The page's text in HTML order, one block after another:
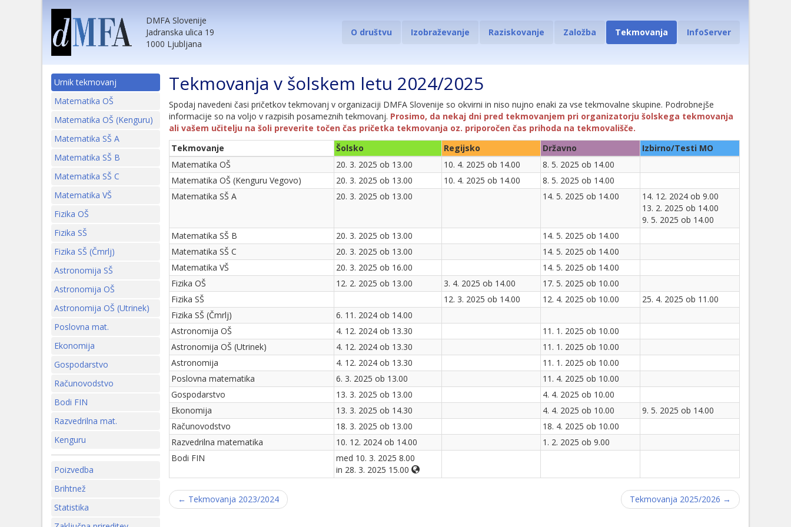
DMFA Slovenije
Jadranska ulica 19
1000 Ljubljana
O društvu Izobraževanje Raziskovanje Založba Tekmovanja InfoServer
Urnik tekmovanj
Matematika OŠ
Matematika OŠ (Kenguru)
Matematika SŠ A
Matematika SŠ B
Matematika SŠ C
Matematika VŠ
Fizika OŠ
Fizika SŠ
Fizika SŠ (Čmrlj)
Astronomija SŠ
Astronomija OŠ
Astronomija OŠ (Utrinek)
Poslovna mat.
Ekonomija
Gospodarstvo
Računovodstvo
Bodi FIN
Razvedrilna mat.
Kenguru
Poizvedba
Brihtnež
Statistika
Tekmovanja v šolskem letu 2024/2025
Spodaj navedeni časi pričetkov tekmovanj v organizaciji DMFA Slovenije so okvirni in niso nujno enaki za vse tekmovalne skupine. Podrobnejše
informacije so na voljo v razpisih posameznih tekmovanj. Prosimo, da nekaj dni pred tekmovanjem pri organizatorju šolskega tekmovanja
ali vašem učitelju na šoli preverite točen čas pričetka tekmovanja oz. priporočen čas prihoda na tekmovališče.
Tekmovanje
Šolsko Regijsko Državno
Izbirno/Testi MO
Matematika OŠ
20. 3. 2025 ob 13.00 10. 4. 2025 ob 14.00
8. 5. 2025 ob 14.00
Matematika OŠ (Kenguru Vegovo)
20. 3. 2025 ob 13.00 10. 4. 2025 ob 14.00
8. 5. 2025 ob 14.00
Matematika SŠ A
20. 3. 2025 ob 13.00 14. 5. 2025 ob 14.00
14. 12. 2024 ob 9.00
13. 2. 2025 ob 14.00
9. 5. 2025 ob 14.00
Matematika SŠ B
20. 3. 2025 ob 13.00
14. 5. 2025 ob 14.00
Matematika SŠ C
20. 3. 2025 ob 13.00
14. 5. 2025 ob 14.00
Matematika VŠ
20. 3. 2025 ob 16.00
14. 5. 2025 ob 14.00
Fizika OŠ
12. 2. 2025 ob 13.00 3. 4. 2025 ob 14.00
17. 5. 2025 ob 10.00
Fizika SŠ
12. 3. 2025 ob 14.00 12. 4. 2025 ob 10.00
25. 4. 2025 ob 11.00
Fizika SŠ (Čmrlj)
6. 11. 2024 ob 14.00
Astronomija OŠ
4. 12. 2024 ob 13.30
11. 1. 2025 ob 10.00
Astronomija OŠ (Utrinek)
4. 12. 2024 ob 13.30
11. 1. 2025 ob 10.00
Astronomija
4. 12. 2024 ob 13.30
11. 1. 2025 ob 10.00
Poslovna matematika
6. 3. 2025 ob 13.00
11. 4. 2025 ob 10.00
Gospodarstvo
13. 3. 2025 ob 13.00
4. 4. 2025 ob 10.00
Ekonomija
13. 3. 2025 ob 14.30 4. 4. 2025 ob 10.00
9. 5. 2025 ob 14.00
Računovodstvo
18. 3. 2025 ob 13.00
18. 4. 2025 ob 10.00
Razvedrilna matematika
10. 12. 2024 ob 14.00
1. 2. 2025 ob 9.00
Bodi FIN
med 10. 3. 2025 8.00
in 28. 3. 2025 15.00
← Tekmovanja 2023/2024 Tekmovanja 2025/2026 →